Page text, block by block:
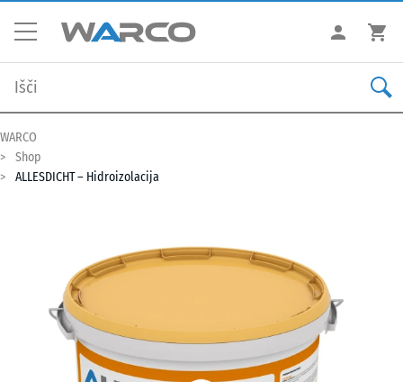
WARCO
Shop
ALLESDICHT – Hidroizolacija